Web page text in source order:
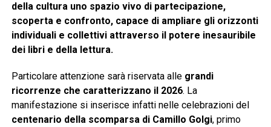
della cultura uno spazio vivo di partecipazione,
scoperta e confronto, capace di ampliare gli orizzonti
individuali e collettivi attraverso il potere inesauribile
dei libri e della lettura.
Particolare attenzione sarà riservata alle grandi
ricorrenze che caratterizzano il 2026. La
manifestazione si inserisce infatti nelle celebrazioni del
centenario della scomparsa di Camillo Golgi, primo